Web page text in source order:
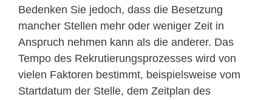
Bedenken Sie jedoch, dass die Besetzung
mancher Stellen mehr oder weniger Zeit in
Anspruch nehmen kann als die anderer. Das
Tempo des Rekrutierungsprozesses wird von
vielen Faktoren bestimmt, beispielsweise vom
Startdatum der Stelle, dem Zeitplan des